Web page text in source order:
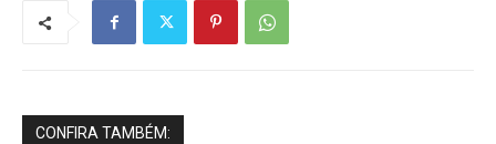
CONFIRA TAMBÉM: